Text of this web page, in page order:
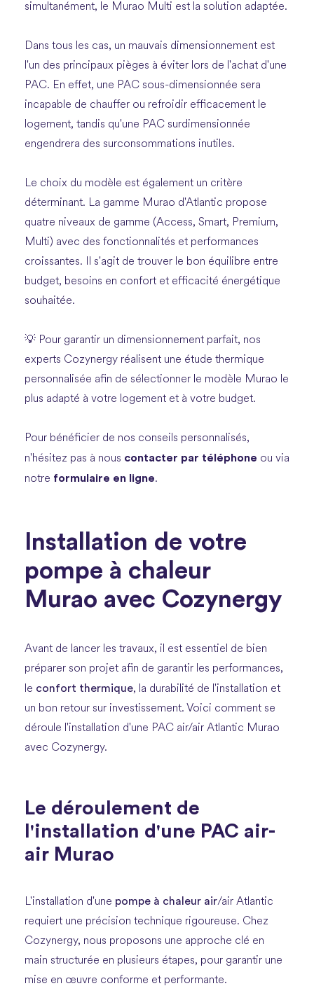
simultanément, le Murao Multi est la solution adaptée.
Dans tous les cas, un mauvais dimensionnement est
l'un des principaux pièges à éviter lors de l'achat d'une
PAC. En effet, une PAC sous-dimensionnée sera
incapable de chauffer ou refroidir efficacement le
logement, tandis qu'une PAC surdimensionnée
engendrera des surconsommations inutiles.
Le choix du modèle est également un critère
déterminant. La gamme Murao d'Atlantic propose
quatre niveaux de gamme (Access, Smart, Premium,
Multi) avec des fonctionnalités et performances
croissantes. Il s'agit de trouver le bon équilibre entre
budget, besoins en confort et efficacité énergétique
souhaitée.
💡 Pour garantir un dimensionnement parfait, nos
experts Cozynergy réalisent une étude thermique
personnalisée afin de sélectionner le modèle Murao le
plus adapté à votre logement et à votre budget.
Pour bénéficier de nos conseils personnalisés,
n'hésitez pas à nous contacter par téléphone ou via
notre formulaire en ligne.
Installation de votre
pompe à chaleur
Murao avec Cozynergy
Avant de lancer les travaux, il est essentiel de bien
préparer son projet afin de garantir les performances,
le confort thermique, la durabilité de l'installation et
un bon retour sur investissement. Voici comment se
déroule l'installation d'une PAC air/air Atlantic Murao
avec Cozynergy.
Le déroulement de
l'installation d'une PAC air-
air Murao
L'installation d'une pompe à chaleur air/air Atlantic
requiert une précision technique rigoureuse. Chez
Cozynergy, nous proposons une approche clé en
main structurée en plusieurs étapes, pour garantir une
mise en œuvre conforme et performante.